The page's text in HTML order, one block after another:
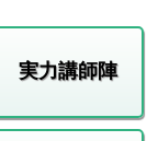
実力講師陣